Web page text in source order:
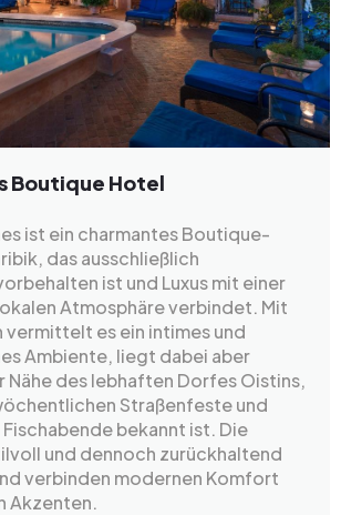
Boutique Hotel
ist ein charmantes Boutique-
das ausschließlich
ist und Luxus mit einer
Atmosphäre verbindet. Mit
vermittelt es ein intimes und
Ambiente, liegt dabei aber
Nähe des lebhaften Dorfes Oistins,
Straßenfeste und
bekannt ist. Die
und dennoch zurückhaltend
verbinden modernen Komfort
Akzenten.